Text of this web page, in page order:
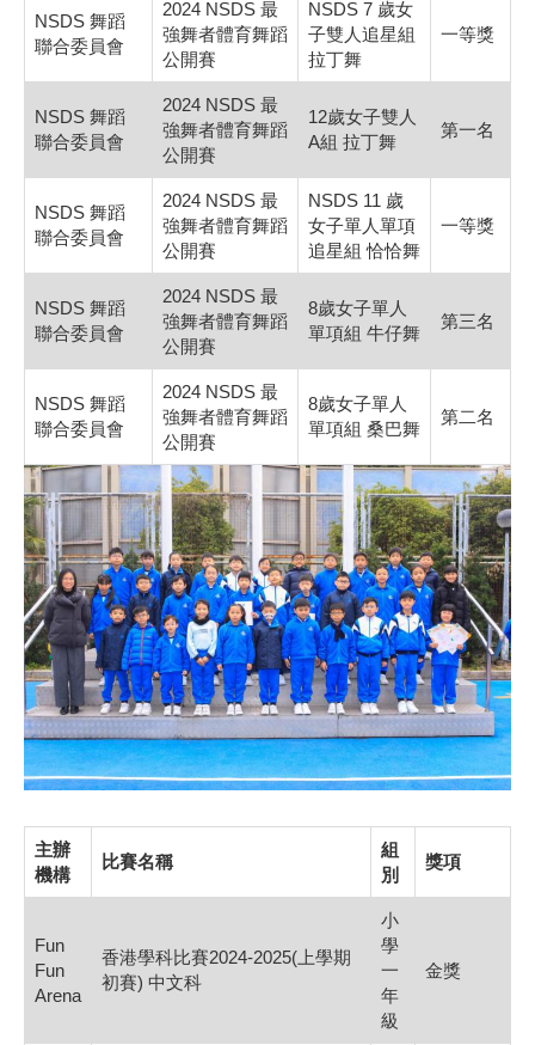
NSDS 舞蹈
聯合委員會
2024 NSDS 最
強舞者體育舞蹈
公開賽
NSDS 7 歲女
子雙人追星組
拉丁舞
一等獎
NSDS 舞蹈
聯合委員會
2024 NSDS 最
強舞者體育舞蹈
公開賽
12歲女子雙人
A組 拉丁舞
第一名
NSDS 舞蹈
聯合委員會
2024 NSDS 最
強舞者體育舞蹈
公開賽
NSDS 11 歲
女子單人單項
追星組 恰恰舞
一等獎
NSDS 舞蹈
聯合委員會
2024 NSDS 最
強舞者體育舞蹈
公開賽
8歲女子單人
單項組 牛仔舞
第三名
NSDS 舞蹈
聯合委員會
2024 NSDS 最
強舞者體育舞蹈
公開賽
8歲女子單人
單項組 桑巴舞
第二名
主辦
機構
比賽名稱
組
別
獎項
Fun
Fun
Arena
香港學科比賽2024-2025(上學期
初賽) 中文科
小
學
一
年
級
金獎